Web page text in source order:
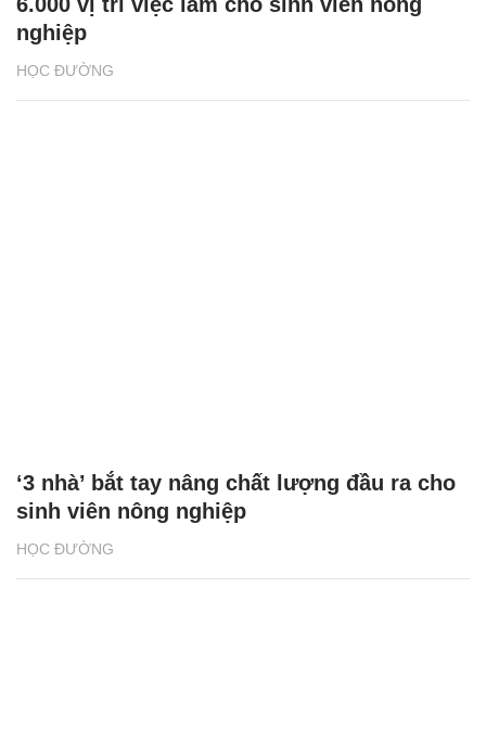
HỌC ĐƯỜNG
nghiệp
HỌC ĐƯỜNG
‘3 nhà’ bắt tay nâng chất lượng đầu ra cho
sinh viên nông nghiệp